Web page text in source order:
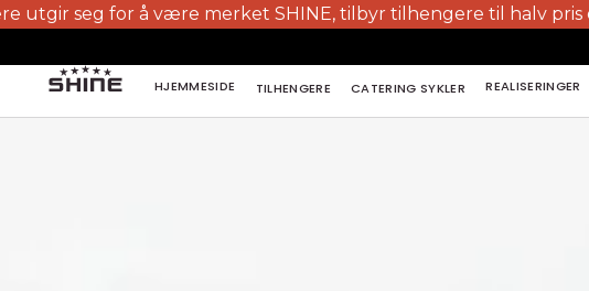
HJEMMESIDE
TILHENGERE CATERING SYKLER
REALISERINGER
å være merket SHINE, tilbyr tilhengere til halv pris og